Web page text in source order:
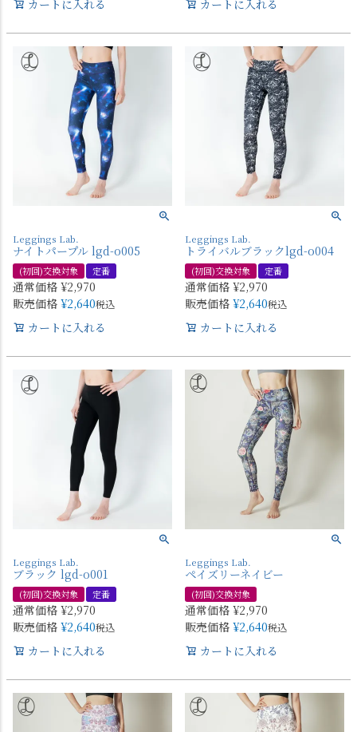
カートに入れる カートに入れる
Leggings Lab.
ナイトパープル lgd-o005
(初回)交換対象 定番
通常価格 ¥2,970
販売価格 ¥2,640税込
カートに入れる
Leggings Lab.
トライバルブラックlgd-o004
(初回)交換対象 定番
通常価格 ¥2,970
販売価格 ¥2,640税込
カートに入れる
Leggings Lab.
ブラック lgd-o001
(初回)交換対象 定番
通常価格 ¥2,970
販売価格 ¥2,640税込
カートに入れる
Leggings Lab.
ペイズリーネイビー
(初回)交換対象
通常価格 ¥2,970
販売価格 ¥2,640税込
カートに入れる